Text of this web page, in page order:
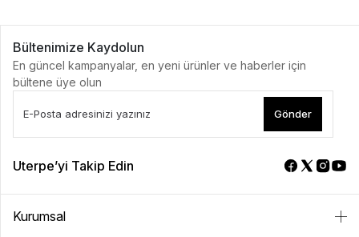
Bültenimize Kaydolun
En güncel kampanyalar, en yeni ürünler ve haberler için
bültene üye olun
Gönder
Uterpe’yi Takip Edin
Kurumsal